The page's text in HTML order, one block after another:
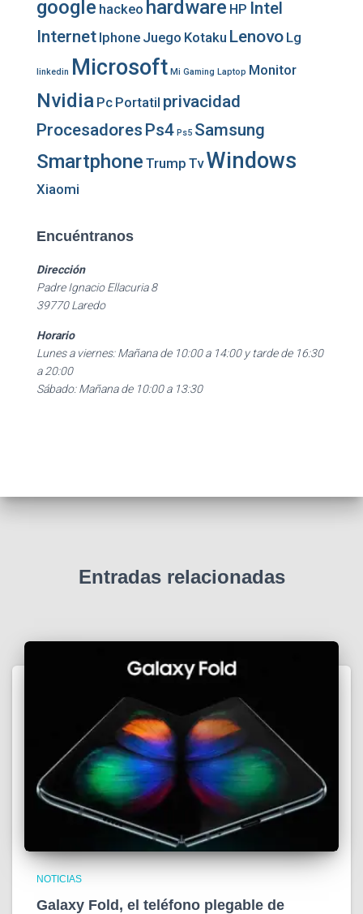
google hackeo hardware HP Intel
Internet Iphone Juego Kotaku Lenovo Lg
linkedin Microsoft Mi Gaming Laptop Monitor
Nvidia Pc Portatil privacidad
Procesadores Ps4 Ps5 Samsung
Smartphone Trump Tv Windows
Xiaomi
Encuéntranos
Dirección
Padre Ignacio Ellacuria 8
39770 Laredo
Horario
Lunes a viernes: Mañana de 10:00 a 14:00 y tarde de 16:30
a 20:00
Sábado: Mañana de 10:00 a 13:30
Entradas relacionadas
NOTICIAS
Galaxy Fold, el teléfono plegable de